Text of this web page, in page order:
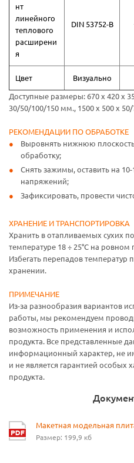
нт
линейного
теплового
расширени
я
DIN 53752-B
Цвет Визуально
Доступные размеры: 670 x 420 x
30/50/100/150 мм., 1500 x 500 x
РЕКОМЕНДАЦИИ ПО ОБРАБОТКЕ
Выровнять нижнюю
обработку;
Снять зажимы, оставить на
напряжений;
Зафиксировать, провести
ХРАНЕНИЕ И ТРАНСПОРТИРОВКА
Хранить в отапливаемых сухих
температуре 18 ÷ 25°С на
Избегать перепадов температур
хранении.
ПРИМЕЧАНИЕ
Из-за разнообразия вариантов
работы, мы рекомендуем
возможность применения и
продукта. Все представленные
информационный характер, не
и не является гарантией особых
продукта.
Макетная модельная
Размер: 199,9 кб